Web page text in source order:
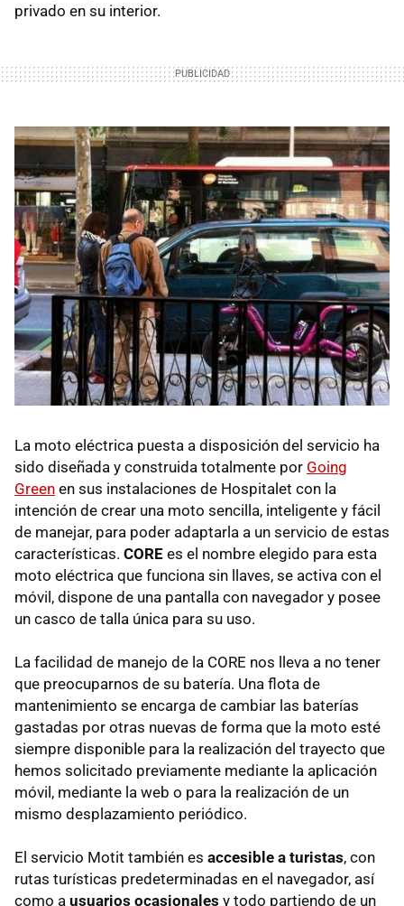
privado en su interior.
La moto eléctrica puesta a disposición del servicio ha
sido diseñada y construida totalmente por Going
Green en sus instalaciones de Hospitalet con la
intención de crear una moto sencilla, inteligente y fácil
de manejar, para poder adaptarla a un servicio de estas
características. CORE es el nombre elegido para esta
moto eléctrica que funciona sin llaves, se activa con el
móvil, dispone de una pantalla con navegador y posee
un casco de talla única para su uso.
La facilidad de manejo de la CORE nos lleva a no tener
que preocuparnos de su batería. Una flota de
mantenimiento se encarga de cambiar las baterías
gastadas por otras nuevas de forma que la moto esté
siempre disponible para la realización del trayecto que
hemos solicitado previamente mediante la aplicación
móvil, mediante la web o para la realización de un
mismo desplazamiento periódico.
El servicio Motit también es accesible a turistas, con
rutas turísticas predeterminadas en el navegador, así
como a usuarios ocasionales y todo partiendo de un